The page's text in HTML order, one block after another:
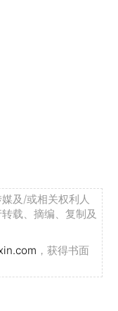
及/或相关权利人
载、摘编、复制及
，获得书面